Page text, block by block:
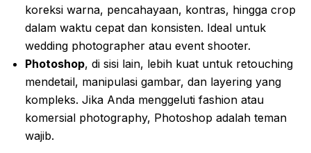
koreksi warna, pencahayaan, kontras, hingga crop
dalam waktu cepat dan konsisten. Ideal untuk
wedding photographer atau event shooter.
Photoshop, di sisi lain, lebih kuat untuk retouching
mendetail, manipulasi gambar, dan layering yang
kompleks. Jika Anda menggeluti fashion atau
komersial photography, Photoshop adalah teman
wajib.